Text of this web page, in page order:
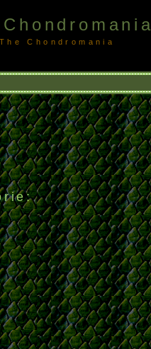
The Chondromania